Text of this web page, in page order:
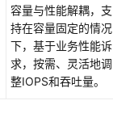
容量与性能解耦，支
持在容量固定的情况
下，基于业务性能诉
求，按需、灵活地调
整IOPS和吞吐量。